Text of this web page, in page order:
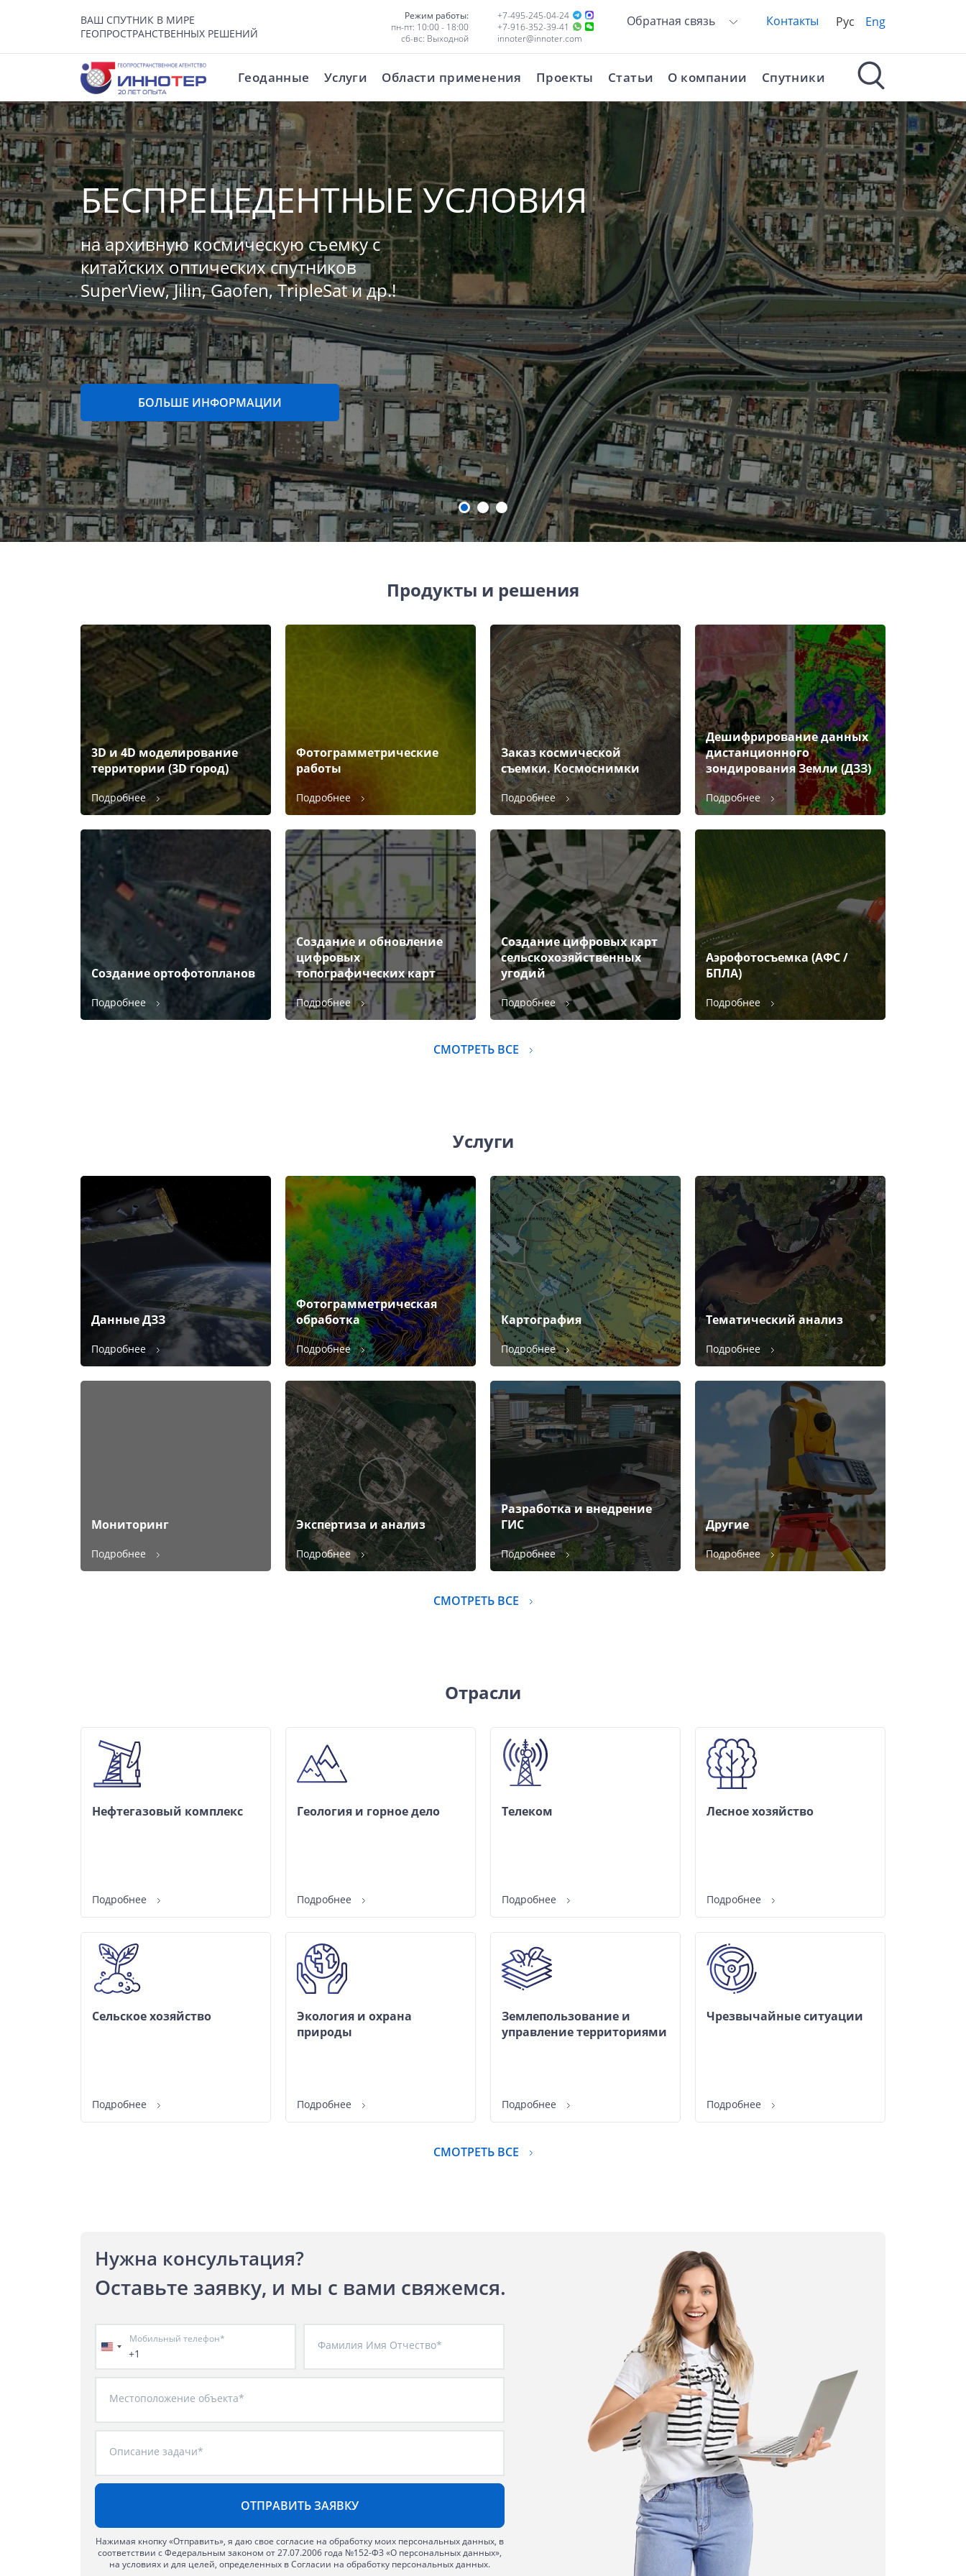
ВАШ СПУТНИК В МИРЕ
ГЕОПРОСТРАНСТВЕННЫХ РЕШЕНИЙ
Режим работы:
пн-пт: 10:00 - 18:00
сб-вс: Выходной
+7-495-245-04-24
+7-916-352-39-41
innoter@innoter.com
Обратная связь Контакты Рус Eng
Геоданные Услуги Области применения Проекты Статьи О компании Спутники
БЕСПРЕЦЕДЕНТНЫЕ УСЛОВИЯ
на архивную космическую съемку с
китайских оптических спутников
SuperView, Jilin, Gaofen, TripleSat и др.!
БОЛЬШЕ ИНФОРМАЦИИ
Продукты и решения
3D и 4D моделирование
территории (3D город)
Подробнее
Фотограмметрические
работы
Подробнее
Заказ космической
съемки. Космоснимки
Подробнее
Дешифрирование данных
дистанционного
зондирования Земли (ДЗЗ)
Подробнее
Создание ортофотопланов
Подробнее
Создание и обновление
цифровых
топографических карт
Подробнее
Создание цифровых карт
сельскохозяйственных
угодий
Подробнее
Аэрофотосъемка (АФС /
БПЛА)
Подробнее
СМОТРЕТЬ ВСЕ
Услуги
Данные ДЗЗ
Подробнее
Фотограмметрическая
обработка
Подробнее
Картография
Подробнее
Тематический анализ
Подробнее
Мониторинг
Подробнее
Экспертиза и анализ
Подробнее
Разработка и внедрение
ГИС
Подробнее
Другие
Подробнее
СМОТРЕТЬ ВСЕ
Отрасли
Нефтегазовый комплекс
Подробнее
Геология и горное дело
Подробнее
Телеком
Подробнее
Лесное хозяйство
Подробнее
Cельское хозяйство
Подробнее
Экология и охрана
природы
Подробнее
Землепользование и
управление территориями
Подробнее
Чрезвычайные ситуации
Подробнее
СМОТРЕТЬ ВСЕ
Нужна консультация?
Оставьте заявку, и мы с вами свяжемся.
+1
Мобильный телефон* Фамилия Имя Отчество*
Местоположение объекта*
Описание задачи*
Нажимая кнопку «Отправить», я даю свое согласие на обработку моих персональных данных, в
соответствии с Федеральным законом от 27.07.2006 года №152-ФЗ «О персональных данных»,
на условиях и для целей, определенных в Согласии на обработку персональных данных.